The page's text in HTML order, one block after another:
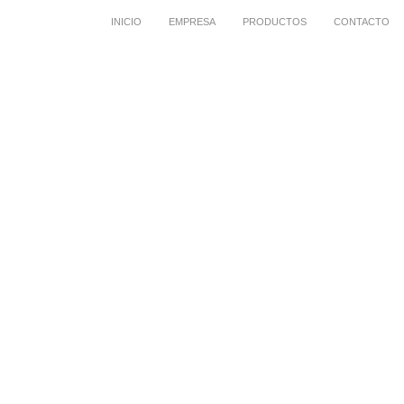
INICIO EMPRESA PRODUCTOS CONTACTO